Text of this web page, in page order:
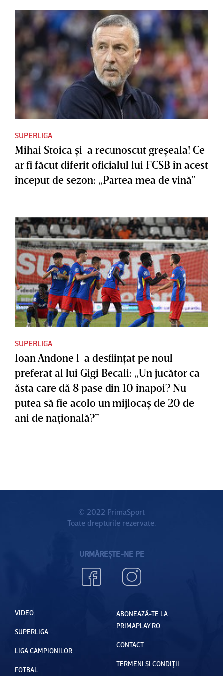
SUPERLIGA
Mihai Stoica şi-a recunoscut greşeala! Ce
ar fi făcut diferit oficialul lui FCSB în acest
început de sezon: „Partea mea de vină”
SUPERLIGA
Ioan Andone l-a desfiinţat pe noul
preferat al lui Gigi Becali: „Un jucător ca
ăsta care dă 8 pase din 10 înapoi? Nu
putea să fie acolo un mijlocaş de 20 de
ani de naţională?”
© 2022 PrimaSport
Toate drepturile rezervate.
URMĂREȘTE-NE PE
VIDEO
SUPERLIGA
LIGA CAMPIONILOR
FOTBAL
ABONEAZĂ-TE LA
PRIMAPLAY.RO
CONTACT
TERMENI ȘI CONDIȚII